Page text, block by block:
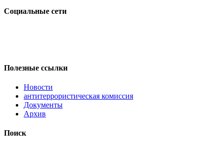
Социальные сети
Полезные ссылки
Новости
антитеррористическая комиссия
Документы
Архив
Поиск